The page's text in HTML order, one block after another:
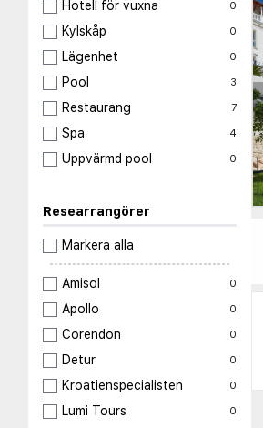
Hotell för vuxna 0
Kylskåp 0
Lägenhet 0
Pool 3
Restaurang 7
Spa 4
Uppvärmd pool 0
Researrangörer
Markera alla
Amisol 0
Apollo 0
Corendon 0
Detur 0
Kroatienspecialisten 0
Lumi Tours 0